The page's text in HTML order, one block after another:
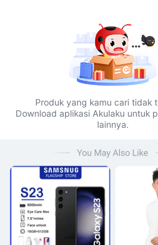
Produk yang kamu cari tidak
Download aplikasi Akulaku untuk
lainnya.